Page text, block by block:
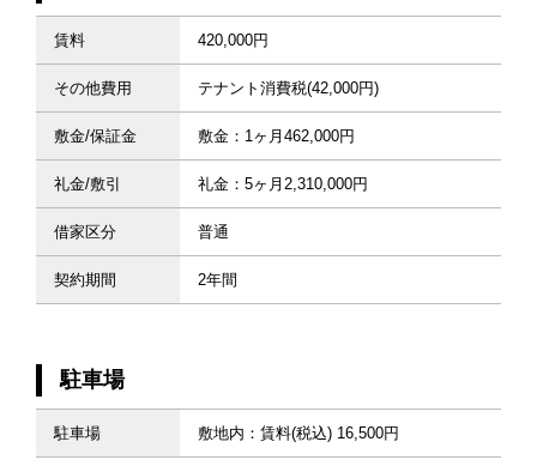
賃料 420,000円
その他費用 テナント消費税(42,000円)
敷金/保証金 敷金：1ヶ月462,000円
礼金/敷引 礼金：5ヶ月2,310,000円
借家区分 普通
契約期間 2年間
駐車場
駐車場 敷地内：賃料(税込) 16,500円